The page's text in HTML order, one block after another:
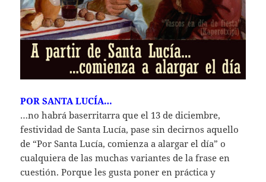
POR SANTA LUCÍA…
…no habrá baserritarra que el 13 de diciembre,
festividad de Santa Lucía, pase sin decirnos aquello
de “Por Santa Lucía, comienza a alargar el día” o
cualquiera de las muchas variantes de la frase en
cuestión. Porque les gusta poner en práctica y